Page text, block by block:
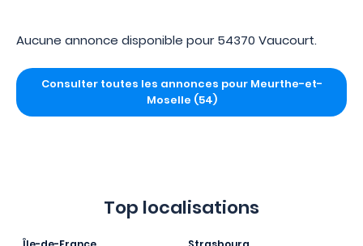
Aucune annonce disponible pour 54370 Vaucourt.
Consulter toutes les annonces pour Meurthe-et-
Moselle (54)
Top localisations